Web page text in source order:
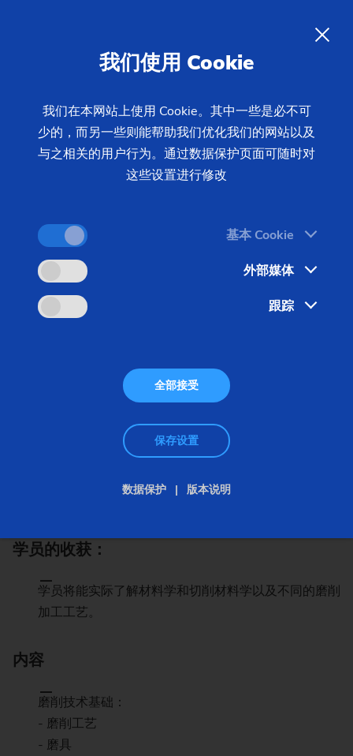
内容不受产品限制，内容详细，易于理解，由经验丰
富的培训师和应用技术人员全程讲授。
所在地
EMAG Academy Salach
德文
学员的收获：
学员将能实际了解材料学和切削材料学以及不同的磨削
加工工艺。
内容
磨削技术基础：
- 磨削工艺
- 磨具
我们使用 Cookie
我们在本网站上使用 Cookie。其中一些是必不可
少的，而另一些则能帮助我们优化我们的网站以及
与之相关的用户行为。通过数据保护页面可随时对
这些设置进行修改
基本 Cookie
外部媒体
跟踪
全部接受
保存设置
数据保护 版本说明